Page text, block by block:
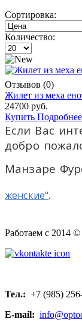
Сортировка:
Количество:
Отзывов (0)
Жилет из меха
24700 руб.
Купить Подробнее
Если Вас
добро
Манзаре
женские".
Работаем с 2014 ©
Тел.: +7 (985)
E-mail: